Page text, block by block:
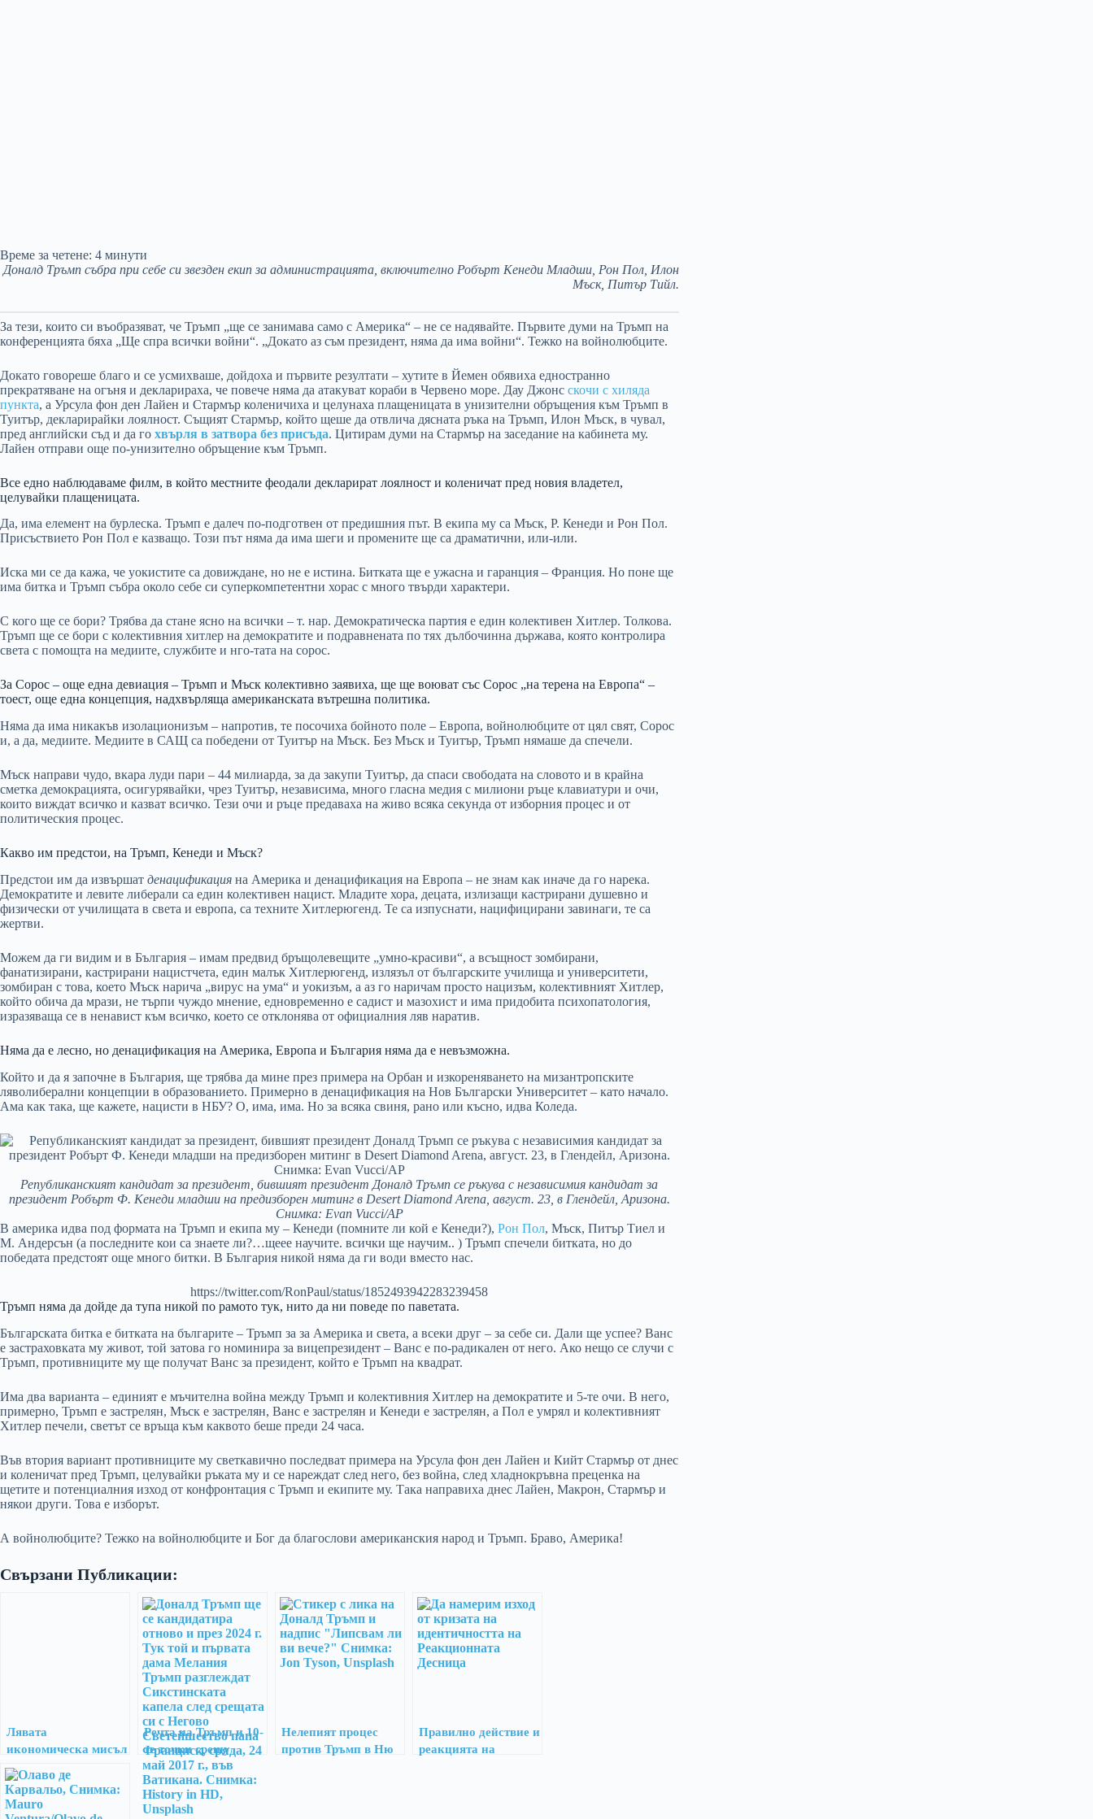
Време за четене: 4 минути
Доналд Тръмп събра при себе си звезден екип за администрацията, включително Робърт Кенеди Младши, Рон Пол, Илон
Мъск, Питър Тийл.
За тези, които си въобразяват, че Тръмп „ще се занимава само с Америка“ – не се надявайте. Първите думи на Тръмп на
конференцията бяха „Ще спра всички войни“. „Докато аз съм президент, няма да има войни“. Тежко на войнолюбците.
Докато говореше благо и се усмихваше, дойдоха и първите резултати – хутите в Йемен обявиха едностранно
прекратяване на огъня и декларираха, че повече няма да атакуват кораби в Червено море. Дау Джонс скочи с хиляда
пункта, а Урсула фон ден Лайен и Стармър коленичиха и целунаха плащеницата в унизителни обръщения към Тръмп в
Туитър, декларирайки лоялност. Същият Стармър, който щеше да отвлича дясната ръка на Тръмп, Илон Мъск, в чувал,
пред английски съд и да го хвърля в затвора без присъда. Цитирам думи на Стармър на заседание на кабинета му.
Лайен отправи още по-унизително обръщение към Тръмп.
Все едно наблюдаваме филм, в който местните феодали декларират лоялност и коленичат пред новия владетел,
целувайки плащеницата.
Да, има елемент на бурлеска. Тръмп е далеч по-подготвен от предишния път. В екипа му са Мъск, Р. Кенеди и Рон Пол.
Присъствието Рон Пол е казващо. Този път няма да има шеги и промените ще са драматични, или-или.
Иска ми се да кажа, че уокистите са довиждане, но не е истина. Битката ще е ужасна и гаранция – Франция. Но поне ще
има битка и Тръмп събра около себе си суперкомпетентни хорас с много твърди характери.
С кого ще се бори? Трябва да стане ясно на всички – т. нар. Демократическа партия е един колективен Хитлер. Толкова.
Тръмп ще се бори с колективния хитлер на демократите и подравнената по тях дълбочинна държава, която контролира
света с помощта на медиите, службите и нго-тата на сорос.
За Сорос – още една девиация – Тръмп и Мъск колективно заявиха, ще ще воюват със Сорос „на терена на Европа“ –
тоест, още една концепция, надхвърляща американската вътрешна политика.
Няма да има никакъв изолационизъм – напротив, те посочиха бойното поле – Европа, войнолюбците от цял свят, Сорос
и, а да, медиите. Медиите в САЩ са победени от Туитър на Мъск. Без Мъск и Туитър, Тръмп нямаше да спечели.
Мъск направи чудо, вкара луди пари – 44 милиарда, за да закупи Туитър, да спаси свободата на словото и в крайна
сметка демокрацията, осигурявайки, чрез Туитър, независима, много гласна медия с милиони ръце клавиатури и очи,
които виждат всичко и казват всичко. Тези очи и ръце предаваха на живо всяка секунда от изборния процес и от
политическия процес.
Какво им предстои, на Тръмп, Кенеди и Мъск?
Предстои им да извършат денацификация на Америка и денацификация на Европа – не знам как иначе да го нарека.
Демократите и левите либерали са един колективен нацист. Младите хора, децата, излизащи кастрирани душевно и
физически от училищата в света и европа, са техните Хитлерюгенд. Те са изпуснати, нацифицирани завинаги, те са
жертви.
Можем да ги видим и в България – имам предвид бръщолевещите „умно-красиви“, а всъщност зомбирани,
фанатизирани, кастрирани нацистчета, един малък Хитлерюгенд, излязъл от българските училища и университети,
зомбиран с това, което Мъск нарича „вирус на ума“ и уокизъм, а аз го наричам просто нацизъм, колективният Хитлер,
който обича да мрази, не търпи чуждо мнение, едновременно е садист и мазохист и има придобита психопатология,
изразяваща се в ненавист към всичко, което се отклонява от официалния ляв наратив.
Няма да е лесно, но денацификация на Америка, Европа и България няма да е невъзможна.
Който и да я започне в България, ще трябва да мине през примера на Орбан и изкореняването на мизантропските
ляволиберални концепции в образованието. Примерно в денацификация на Нов Български Университет – като начало.
Ама как така, ще кажете, нацисти в НБУ? О, има, има. Но за всяка свиня, рано или късно, идва Коледа.
Републиканският кандидат за президент, бившият президент Доналд Тръмп се ръкува с независимия кандидат за
президент Робърт Ф. Кенеди младши на предизборен митинг в Desert Diamond Arena, август. 23, в Глендейл, Аризона.
Снимка: Evan Vucci/AP
В америка идва под формата на Тръмп и екипа му – Кенеди (помните ли кой е Кенеди?), Рон Пол, Мъск, Питър Тиел и
М. Андерсън (а последните кои са знаете ли?…щеее научите. всички ще научим.. ) Тръмп спечели битката, но до
победата предстоят още много битки. В България никой няма да ги води вместо нас.
https://twitter.com/RonPaul/status/1852493942283239458
Тръмп няма да дойде да тупа никой по рамото тук, нито да ни поведе по паветата.
Българската битка е битката на българите – Тръмп за за Америка и света, а всеки друг – за себе си. Дали ще успее? Ванс
е застраховката му живот, той затова го номинира за вицепрезидент – Ванс е по-радикален от него. Ако нещо се случи с
Тръмп, противниците му ще получат Ванс за президент, който е Тръмп на квадрат.
Има два варианта – единият е мъчителна война между Тръмп и колективния Хитлер на демократите и 5-те очи. В него,
примерно, Тръмп е застрелян, Мъск е застрелян, Ванс е застрелян и Кенеди е застрелян, а Пол е умрял и колективният
Хитлер печели, светът се връща към каквото беше преди 24 часа.
Във втория вариант противниците му светкавично последват примера на Урсула фон ден Лайен и Кийт Стармър от днес
и коленичат пред Тръмп, целувайки ръката му и се нареждат след него, без война, след хладнокръвна преценка на
щетите и потенциалния изход от конфронтация с Тръмп и екипите му. Така направиха днес Лайен, Макрон, Стармър и
някои други. Това е изборът.
А войнолюбците? Тежко на войнолюбците и Бог да благослови американския народ и Тръмп. Браво, Америка!
Свързани Публикации:
Лявата
икономическа мисъл
не може да победи
дясната реакция
Речта на Тръмп и 10-
те точки срещу
Дълбоката държава
Нелепият процес
против Тръмп в Ню
Правилно действие и
реакцията на